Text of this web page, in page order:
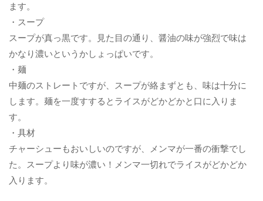
ます。
・スープ
スープが真っ黒です。見た目の通り、醤油の味が強烈で味は
かなり濃いというかしょっぱいです。
・麺
中麺のストレートですが、スープが絡まずとも、味は十分に
します。麺を一度すするとライスがどかどかと口に入りま
す。
・具材
チャーシューもおいしいのですが、メンマが一番の衝撃でし
た。スープより味が濃い！メンマ一切れでライスがどかどか
入ります。